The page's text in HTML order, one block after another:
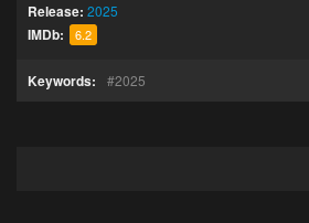
Release: 2025
IMDb: 6.2
Keywords: 2025